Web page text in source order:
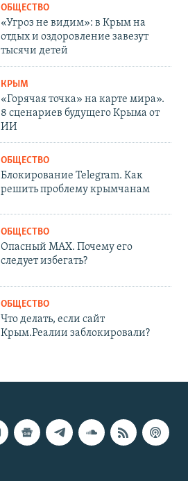
ОБЩЕСТВО
«Угроз не видим»: в Крым на
отдых и оздоровление завезут
тысячи детей
КРЫМ
«Горячая точка» на карте мира».
8 сценариев будущего Крыма от
ИИ
ОБЩЕСТВО
Блокирование Telegram. Как
решить проблему крымчанам
ОБЩЕСТВО
Опасный MAX. Почему его
следует избегать?
ОБЩЕСТВО
Что делать, если сайт
Крым.Реалии заблокировали?